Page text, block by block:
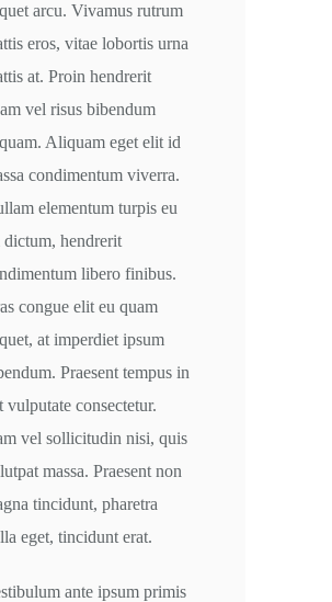
arcu. Vivamus rutrum
eros, vitae lobortis urna
at. Proin hendrerit
vel risus bibendum
Aliquam eget elit id
condimentum viverra.
elementum turpis eu
dictum, hendrerit
libero finibus.
congue elit eu quam
at imperdiet ipsum
Praesent tempus in
vulputate consectetur.
vel sollicitudin nisi, quis
massa. Praesent non
tincidunt, pharetra
eget, tincidunt erat.
ante ipsum primis